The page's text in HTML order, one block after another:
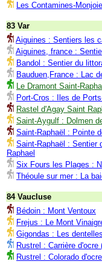
Les Contamines-
83 Var
Aiguines : Sentiers les
Aiguines, france :
Bandol : Sentier du
Bauduen,France : Lac
Le Dramont Saint-
Port-Cros : Iles de
Rastel d'Agay Saint
Saint-Aygulf : Dolmen
Saint-Raphaël : Pointe
Saint-Raphaël : Sentier
Raphael
Six Fours les Plages :
Théoule sur mer : La
84 Vaucluse
Bédoin : Mont Ventoux
Frejus : Le Mont
Gigondas : Les
Rustrel : Carrière d'ocre
Rustrel : Colorado d'ocre